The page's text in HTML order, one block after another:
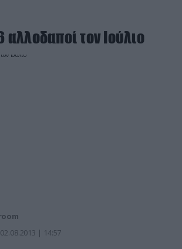
τον Ιούλιο
02.08.2013 | 14:57